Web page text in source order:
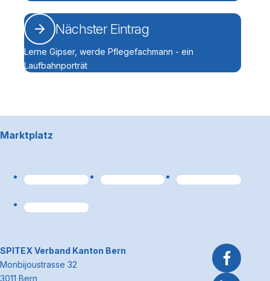
Nächster Eintrag
Lerne Gipser, werde Pflegefachmann - ein
Laufbahnporträt
Marktplatz
~Kontaktinformationen
SPITEX Verband Kanton Bern
Monbijoustrasse 32
3011 Bern